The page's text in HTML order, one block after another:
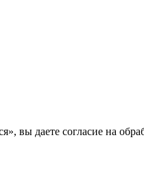
вы даете согласие на